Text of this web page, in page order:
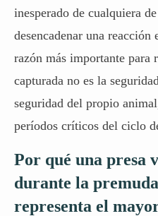
inesperado de cualquiera
desencadenar una reacción
razón más importante para
capturada no es la
seguridad del propio
períodos críticos del ciclo
Por qué una presa
durante la
representa el